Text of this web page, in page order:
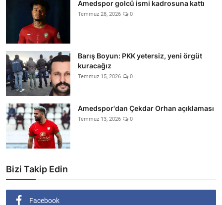
Amedspor golcü ismi kadrosuna kattı
Temmuz 28, 2026 0
Barış Boyun: PKK yetersiz, yeni örgüt
kuracağız
Temmuz 15, 2026 0
Amedspor'dan Çekdar Orhan açıklaması
Temmuz 13, 2026 0
Bizi Takip Edin
Facebook